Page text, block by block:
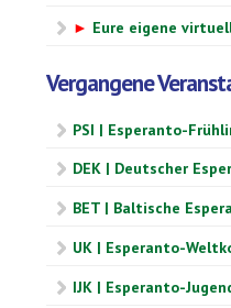
► Eure eigene
Vergangene
PSI | Esperanto-
DEK | Deutscher
BET | Baltische
UK | Esperanto-
IJK | Esperanto-